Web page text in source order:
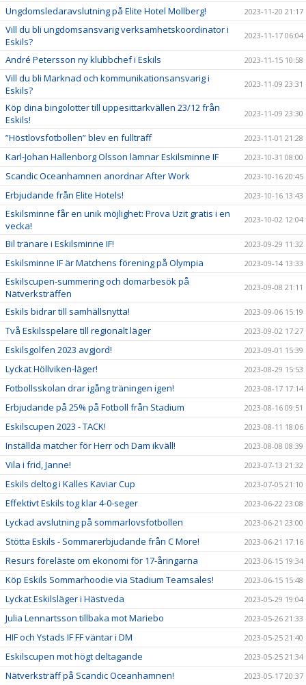
Ungdomsledaravslutning på Elite Hotel Mollberg! 2023-11-20 21:17
Vill du bli ungdomsansvarig verksamhetskoordinator i
Eskils?
2023-11-17 06:04
André Petersson ny klubbchef i Eskils 2023-11-15 10:58
Vill du bli Marknad och kommunikationsansvarig i
Eskils?
2023-11-09 23:31
Köp dina bingolotter till uppesittarkvällen 23/12 från
Eskils!
2023-11-09 23:30
”Höstlovsfotbollen” blev en fullträff 2023-11-01 21:28
Karl-Johan Hallenborg Olsson lämnar Eskilsminne IF 2023-10-31 08:00
Scandic Oceanhamnen anordnar After Work 2023-10-16 20:45
Erbjudande från Elite Hotels! 2023-10-16 13:43
Eskilsminne får en unik möjlighet: Prova Uzit gratis i en
vecka!
2023-10-02 12:04
Bil tränare i Eskilsminne IF! 2023-09-29 11:32
Eskilsminne IF är Matchens förening på Olympia 2023-09-14 13:33
Eskilscupen-summering och domarbesök på
Nätverksträffen
2023-09-08 21:11
Eskils bidrar till samhällsnytta! 2023-09-06 15:19
Två Eskilsspelare till regionalt läger 2023-09-02 17:27
Eskilsgolfen 2023 avgjord! 2023-09-01 15:39
Lyckat Höllviken-läger! 2023-08-29 15:53
Fotbollsskolan drar igång träningen igen! 2023-08-17 17:14
Erbjudande på 25% på Fotboll från Stadium 2023-08-16 09:51
Eskilscupen 2023 - TACK! 2023-08-11 18:06
Inställda matcher för Herr och Dam ikväll! 2023-08-08 08:39
Vila i frid, Janne! 2023-07-13 21:32
Eskils deltog i Kalles Kaviar Cup 2023-07-05 21:10
Effektivt Eskils tog klar 4-0-seger 2023-06-22 23:08
Lyckad avslutning på sommarlovsfotbollen 2023-06-21 23:00
Stötta Eskils - Sommarerbjudande från C More! 2023-06-21 17:16
Resurs föreläste om ekonomi för 17-åringarna 2023-06-15 19:34
Köp Eskils Sommarhoodie via Stadium Teamsales! 2023-06-15 15:48
Lyckat Eskilsläger i Hästveda 2023-05-29 19:04
Julia Lennartsson tillbaka mot Mariebo 2023-05-26 21:33
HIF och Ystads IF FF väntar i DM 2023-05-25 21:40
Eskilscupen mot högt deltagande 2023-05-25 21:34
Nätverksträff på Scandic Oceanhamnen! 2023-05-17 20:37